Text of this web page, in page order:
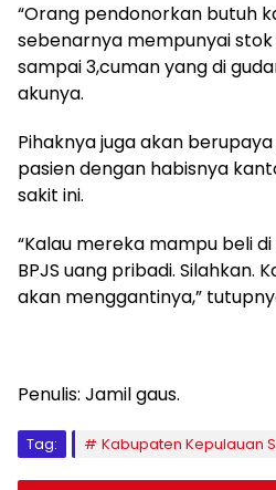
“Orang pendonorkan butuh
sebenarnya mempunyai
sampai 3,cuman yang di
akunya.
Pihaknya juga akan
pasien dengan habisnya
sakit ini.
“Kalau mereka mampu beli
BPJS uang pribadi. Silahkan.
akan menggantinya,”
Penulis: Jamil gaus.
Tag: Kabupaten Kepulauan